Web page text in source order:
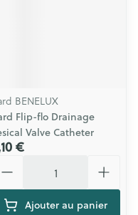
BENELUX
Flip-flo Drainage
Valve Catheter
€
Ajouter au panier